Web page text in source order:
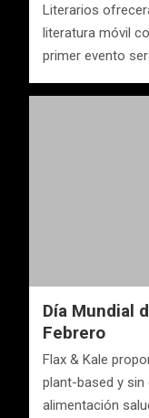
Literarios
literatura móvil
primer evento
Día Mundial
Febrero
Flax & Kale
plant-based y
alimentación